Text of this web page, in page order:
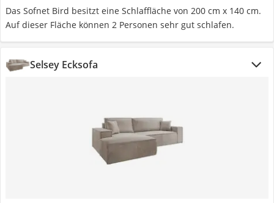
Das Sofnet Bird besitzt eine Schlaffläche von 200 cm x 140 cm.
Auf dieser Fläche können 2 Personen sehr gut schlafen.
Selsey Ecksofa